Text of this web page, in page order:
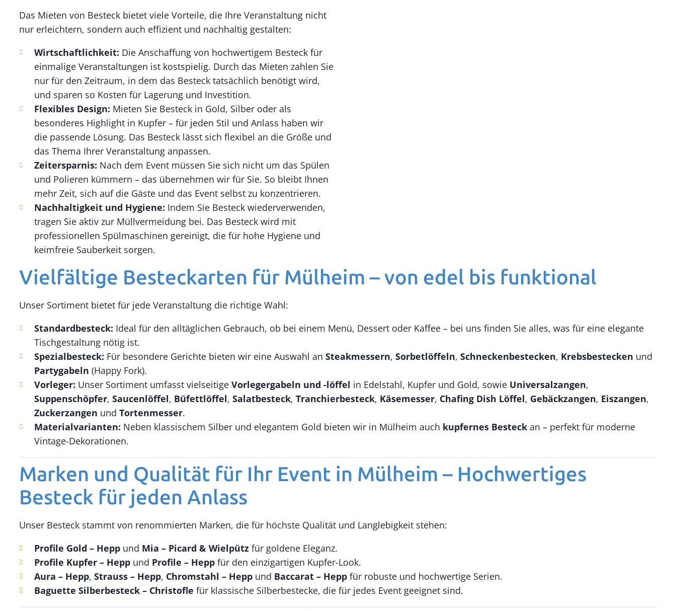
Das Mieten von Besteck bietet viele Vorteile, die Ihre Veranstaltung nicht
nur erleichtern, sondern auch effizient und nachhaltig gestalten:
Wirtschaftlichkeit: Die Anschaffung von hochwertigem Besteck für
einmalige Veranstaltungen ist kostspielig. Durch das Mieten zahlen Sie
nur für den Zeitraum, in dem das Besteck tatsächlich benötigt wird,
und sparen so Kosten für Lagerung und Investition.
Flexibles Design: Mieten Sie Besteck in Gold, Silber oder als
besonderes Highlight in Kupfer – für jeden Stil und Anlass haben wir
die passende Lösung. Das Besteck lässt sich flexibel an die Größe und
das Thema Ihrer Veranstaltung anpassen.
Zeitersparnis: Nach dem Event müssen Sie sich nicht um das Spülen
und Polieren kümmern – das übernehmen wir für Sie. So bleibt Ihnen
mehr Zeit, sich auf die Gäste und das Event selbst zu konzentrieren.
Nachhaltigkeit und Hygiene: Indem Sie Besteck wiederverwenden,
tragen Sie aktiv zur Müllvermeidung bei. Das Besteck wird mit
professionellen Spülmaschinen gereinigt, die für hohe Hygiene und
keimfreie Sauberkeit sorgen.
Vielfältige Besteckarten für Mülheim – von edel bis funktional
Unser Sortiment bietet für jede Veranstaltung die richtige Wahl:
Standardbesteck: Ideal für den alltäglichen Gebrauch, ob bei einem Menü, Dessert oder Kaffee – bei uns finden Sie alles, was für eine elegante
Tischgestaltung nötig ist.
Spezialbesteck: Für besondere Gerichte bieten wir eine Auswahl an Steakmessern, Sorbetlöffeln, Schneckenbestecken, Krebsbestecken und
Partygabeln (Happy Fork).
Vorleger: Unser Sortiment umfasst vielseitige Vorlegergabeln und -löffel in Edelstahl, Kupfer und Gold, sowie Universalzangen,
Suppenschöpfer, Saucenlöffel, Büfettlöffel, Salatbesteck, Tranchierbesteck, Käsemesser, Chafing Dish Löffel, Gebäckzangen, Eiszangen,
Zuckerzangen und Tortenmesser.
Materialvarianten: Neben klassischem Silber und elegantem Gold bieten wir in Mülheim auch kupfernes Besteck an – perfekt für moderne
Vintage-Dekorationen.
Marken und Qualität für Ihr Event in Mülheim – Hochwertiges
Besteck für jeden Anlass
Unser Besteck stammt von renommierten Marken, die für höchste Qualität und Langlebigkeit stehen:
Profile Gold – Hepp und Mia – Picard & Wielpütz für goldene Eleganz.
Profile Kupfer – Hepp und Profile – Hepp für den einzigartigen Kupfer-Look.
Aura – Hepp, Strauss – Hepp, Chromstahl – Hepp und Baccarat – Hepp für robuste und hochwertige Serien.
Baguette Silberbesteck – Christofle für klassische Silberbestecke, die für jedes Event geeignet sind.